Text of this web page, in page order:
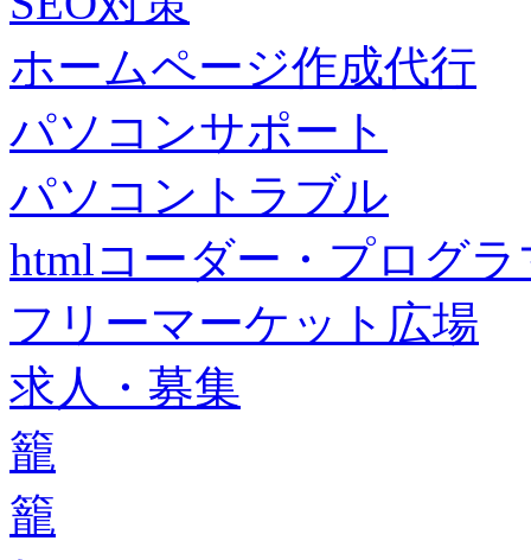
ホームページ作成代行
パソコンサポート
パソコントラブル
htmlコーダー・プログラ
フリーマーケット広場
求人・募集
籠
籠